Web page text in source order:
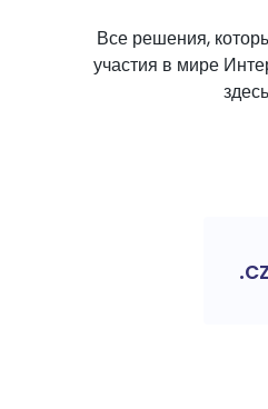
Все решения,
участия в мире
.cz